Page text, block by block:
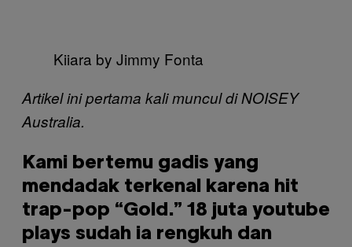
Kiiara by Jimmy Fonta
Artikel ini pertama kali muncul di NOISEY
Australia.
Kami bertemu gadis yang
mendadak terkenal karena hit
trap-pop “Gold.” 18 juta youtube
plays sudah ia rengkuh dan